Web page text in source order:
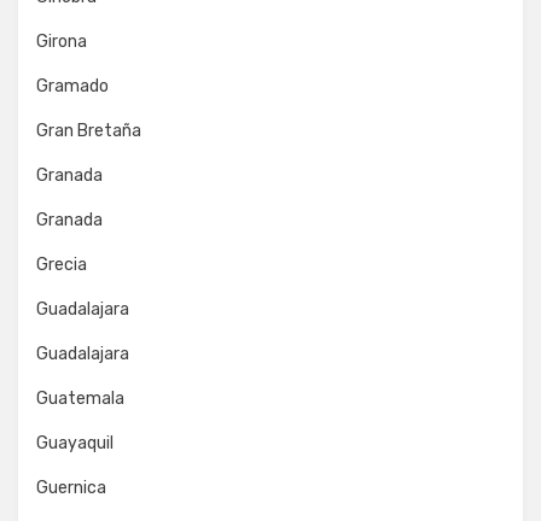
Girona
Gramado
Gran Bretaña
Granada
Granada
Grecia
Guadalajara
Guadalajara
Guatemala
Guayaquil
Guernica